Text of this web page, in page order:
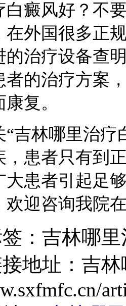
白癜风好？不
在外国很多正
的治疗设备查
者的治疗方案
复。
“吉林哪里治
，患者只有到
大患者引起足
欢迎咨询我院
： 吉林哪
地址： 吉林